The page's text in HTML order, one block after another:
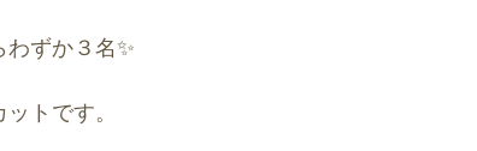
ずか３名✨
トです。